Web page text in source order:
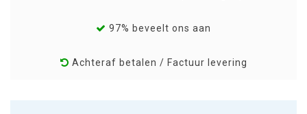
97% beveelt ons aan
Achteraf betalen / Factuur levering